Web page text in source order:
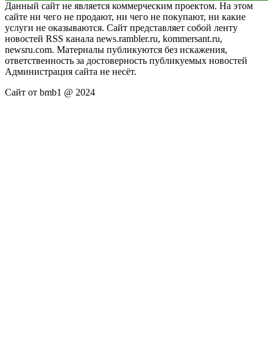
Данный сайт не является коммерческим проектом. На этом
сайте ни чего не продают, ни чего не покупают, ни какие
услуги не оказываются. Сайт представляет собой ленту
новостей RSS канала news.rambler.ru, kommersant.ru,
newsru.com. Материалы публикуются без искажения,
ответственность за достоверность публикуемых новостей
Администрация сайта не несёт.
Сайт от bmb1 @ 2024